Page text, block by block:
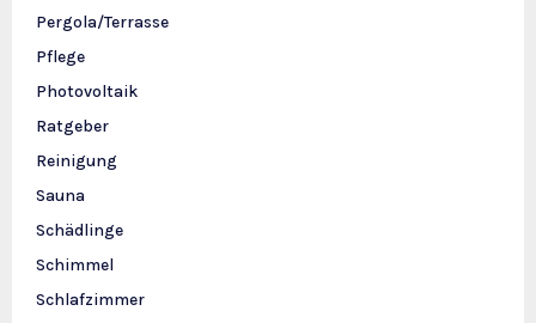
Pergola/Terrasse
Pflege
Photovoltaik
Ratgeber
Reinigung
Sauna
Schädlinge
Schimmel
Schlafzimmer